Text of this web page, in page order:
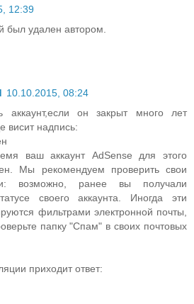
12:39
был удален автором.
10.10.2015, 08:24
аккаунт,если он закрыт много лет
висит надпись:
ваш аккаунт AdSense для этого
Мы рекомендуем проверить свои
возможно, ранее вы получали
своего аккаунта. Иногда эти
фильтрами электронной почты,
папку "Спам" в своих почтовых
приходит ответ: